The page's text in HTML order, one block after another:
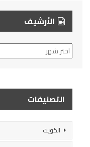
الأرشيف
الأرشيف
التصنيفات
الكويت